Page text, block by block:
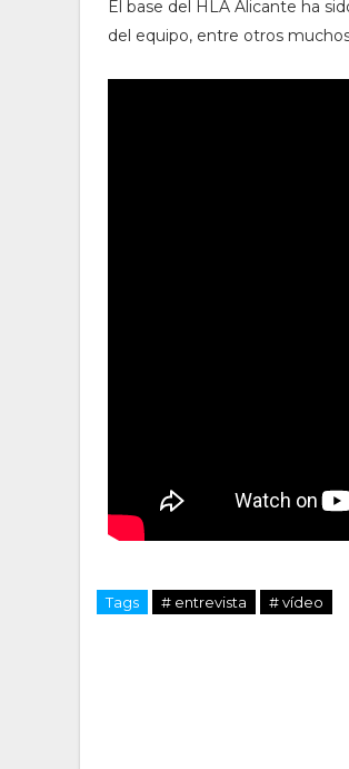
El base del HLA Alicante ha
del equipo, entre otros
Tags # entrevista # vídeo